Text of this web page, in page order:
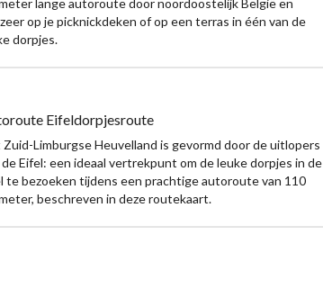
lange autoroute door noordoostelijk België en
op je picknickdeken of op een terras in één van de
dorpjes.
Eifeldorpjesroute
Zuid-Limburgse Heuvelland is gevormd door de uitlopers
de Eifel: een ideaal vertrekpunt om de leuke dorpjes in de
te bezoeken tijdens een prachtige autoroute van 110
beschreven in deze routekaart.